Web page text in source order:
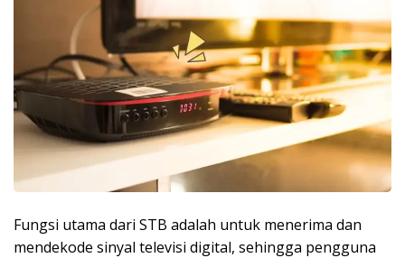
Fungsi utama dari STB adalah untuk menerima dan
mendekode sinyal televisi digital, sehingga pengguna